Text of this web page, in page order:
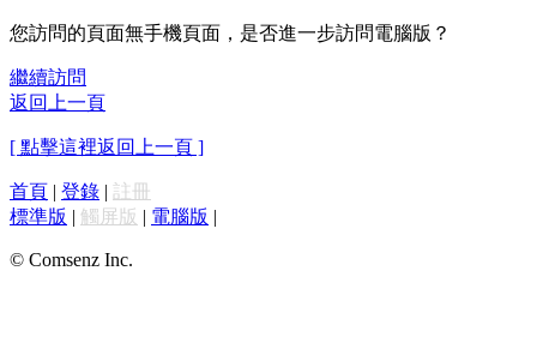
您訪問的頁面無手機頁面，是否進一步訪問電腦版？
繼續訪問
返回上一頁
[ 點擊這裡返回上一頁 ]
首頁 | 登錄 | 註冊
標準版 | 觸屏版 | 電腦版 |
© Comsenz Inc.